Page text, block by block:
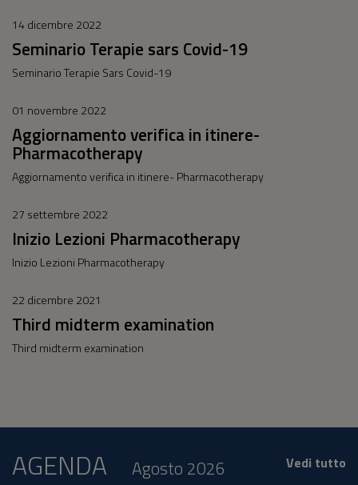
14 dicembre 2022
Seminario Terapie sars Covid-19
Seminario Terapie Sars Covid-19
01 novembre 2022
Aggiornamento verifica in itinere-
Pharmacotherapy
Aggiornamento verifica in itinere- Pharmacotherapy
27 settembre 2022
Inizio Lezioni Pharmacotherapy
Inizio Lezioni Pharmacotherapy
22 dicembre 2021
Third midterm examination
Third midterm examination
AGENDA Agosto 2026 Vedi tutto